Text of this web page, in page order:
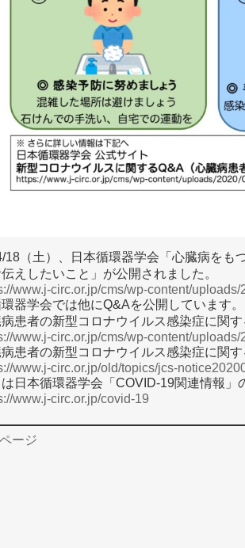
18（土）、日本循環器学会「心臓病をも
えしたいこと」が公開されました。
www.j-circ.or.jp/cms/wp-content/
器学会では他にQ&Aを公開しています。
病患者の新型コロナウイルス感染症に関
www.j-circ.or.jp/cms/wp-content/
病患者の新型コロナウイルス感染症に関
www.j-circ.or.jp/old/topics/jcs-
日本循環器学会「COVID-19関連情報」
www.j-circ.or.jp/covid-19
ージ